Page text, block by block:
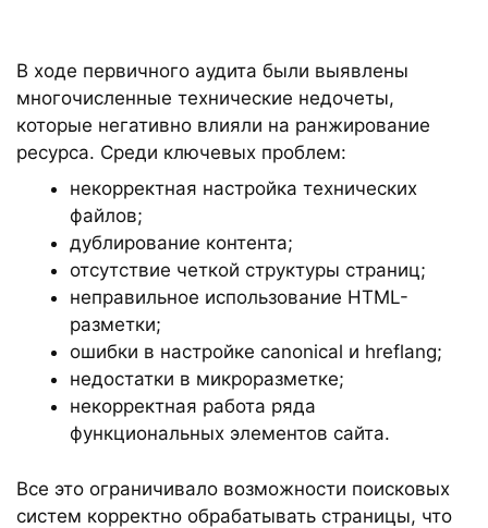
В ходе первичного аудита были выявлены
многочисленные технические недочеты,
которые негативно влияли на ранжирование
ресурса. Среди ключевых проблем:
некорректная настройка технических
файлов;
дублирование контента;
отсутствие четкой структуры страниц;
неправильное использование HTML-
разметки;
ошибки в настройке canonical и hreflang;
недостатки в микроразметке;
некорректная работа ряда
функциональных элементов сайта.
Все это ограничивало возможности поисковых
систем корректно обрабатывать страницы, что